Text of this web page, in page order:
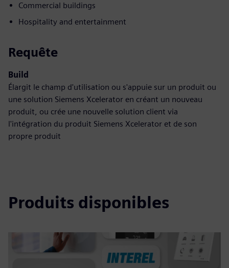
Commercial buildings
Hospitality and entertainment
Requête
Build
Élargit le champ d'utilisation ou s'appuie sur un produit ou
une solution Siemens Xcelerator en créant un nouveau
produit, ou crée une nouvelle solution client via
l'intégration du produit Siemens Xcelerator et de son
propre produit
Produits disponibles